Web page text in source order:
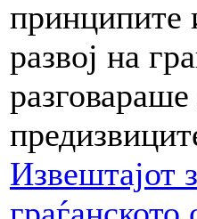
принципите
развој на
Извештајот